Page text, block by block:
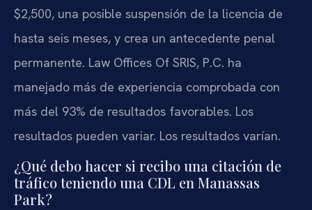
$2,500, una posible suspensión de la licencia de
hasta seis meses, y crea un antecedente penal
permanente. Law Offices Of SRIS, P.C. ha
manejado más de experiencia comprobada con
más del 93% de resultados favorables. Los
resultados pueden variar. Los resultados varían.
¿Qué debo hacer si recibo una citación de
tráfico teniendo una CDL en Manassas
Park?